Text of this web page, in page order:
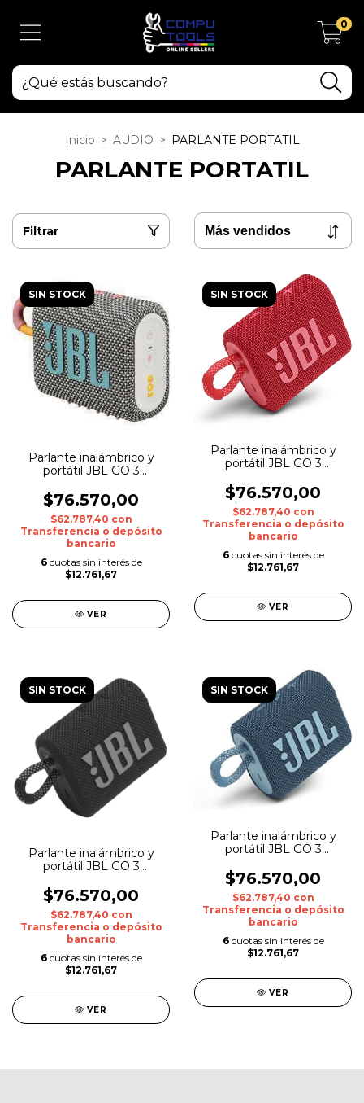
0
Inicio > AUDIO > PARLANTE PORTATIL
PARLANTE PORTATIL
Filtrar
SIN STOCK
Parlante inalámbrico y
portátil JBL GO 3
$76.570,00
$62.787,40 con
Transferencia o depósito
bancario
6 cuotas sin interés de
$12.761,67
VER
SIN STOCK
Parlante inalámbrico y
portátil JBL GO 3
$76.570,00
$62.787,40 con
Transferencia o depósito
bancario
6 cuotas sin interés de
$12.761,67
VER
SIN STOCK
Parlante inalámbrico y
portátil JBL GO 3
$76.570,00
$62.787,40 con
Transferencia o depósito
bancario
6 cuotas sin interés de
$12.761,67
VER
SIN STOCK
Parlante inalámbrico y
portátil JBL GO 3
$76.570,00
$62.787,40 con
Transferencia o depósito
bancario
6 cuotas sin interés de
$12.761,67
VER